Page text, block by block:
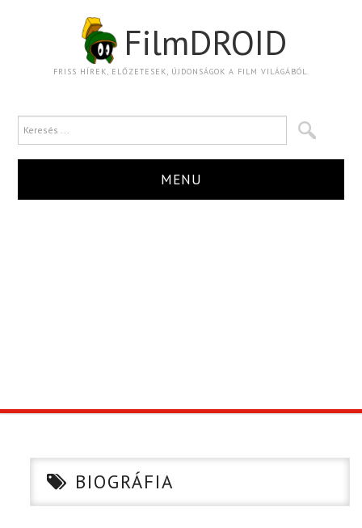
FilmDROID
FRISS HÍREK, ELŐZETESEK, ÚJDONSÁGOK A FILM VILÁGÁBÓL.
MENU
CIKK BIOGRÁFIA